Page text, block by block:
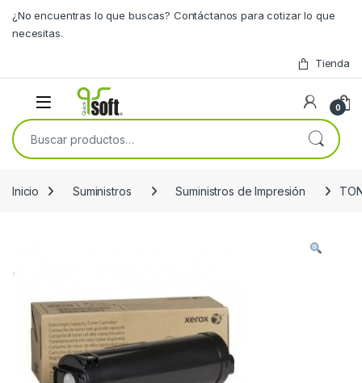
¿No encuentras lo que buscas? Contáctanos para cotizar lo que
necesitas.
Tienda
0
Buscar por:
Inicio Suministros Suministros de Impresión